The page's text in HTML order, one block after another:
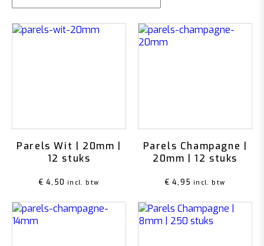
Parels Wit | 20mm |
12 stuks
€ 4,50 incl. btw
Parels Champagne |
20mm | 12 stuks
€ 4,95 incl. btw